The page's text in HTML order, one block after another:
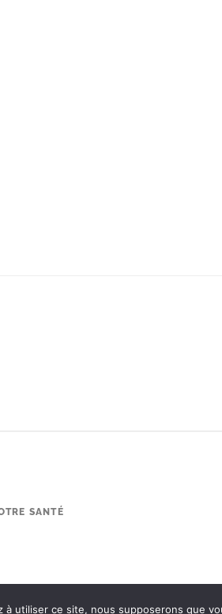
SANTÉ
utiliser ce site, nous supposerons que